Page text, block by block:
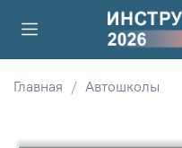
Главная Автошколы